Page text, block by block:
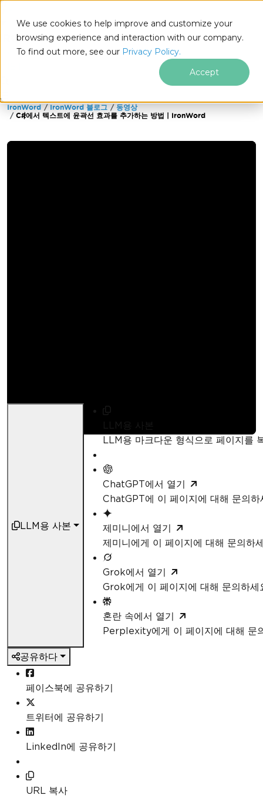
We use cookies to help improve and customize your
browsing experience and interaction with our company.
To find out more, see our Privacy Policy.
Accept
푸터 콘텐츠로 바로가기
IronWord IronWord 블로그
동영상
C#에서 텍스트에 윤곽선 효과를 추가하는 방법 | IronWord
LLM용 사본
LLM용 사본
LLM용 마크다운 형식으로 페이지를
ChatGPT에서 열기
ChatGPT에 이 페이지에 대해 문의하
제미니에서 열기
제미니에게 이 페이지에 대해 문의하
Grok에서 열기
Grok에게 이 페이지에 대해 문의하세
혼란 속에서 열기
Perplexity에게 이 페이지에 대해 문
공유하다
페이스북에 공유하기
트위터에 공유하기
LinkedIn에 공유하기
URL 복사